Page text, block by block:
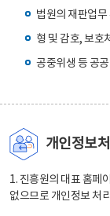
법원의 재판업
형 및 감호, 보호
공중위생 등 공
개인정보
1. 진흥원의 대표 홈페
없으므로 개인정보 처